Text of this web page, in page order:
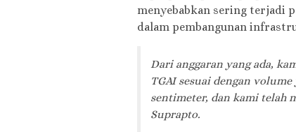
menyebabkan sering terjadi
dalam pembangunan
Dari anggaran yang ada,
TGAI sesuai dengan
sentimeter, dan kami telah
Suprapto.